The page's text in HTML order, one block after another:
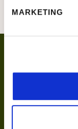
MARKETING